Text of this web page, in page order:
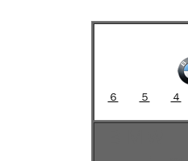
６
５ ４